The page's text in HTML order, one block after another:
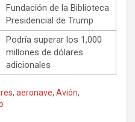
Fundación de la Biblioteca
Presidencial de Trump
Podría superar los 1,000
millones de dólares
adicionales
, aeronave, Avión,